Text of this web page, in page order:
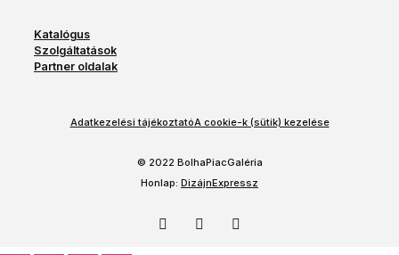
Katalógus
Szolgáltatások
Partner oldalak
Adatkezelési tájékoztatóA cookie-k (sütik) kezelése
© 2022 BolhaPiacGaléria
Honlap: DizájnExpressz